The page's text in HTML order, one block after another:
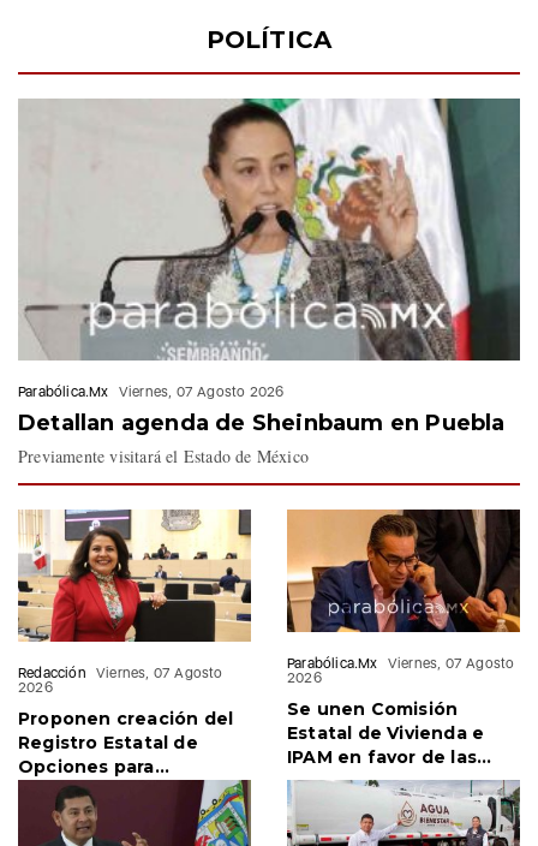
POLÍTICA
Parabólica.Mx Viernes, 07 Agosto 2026
Detallan agenda de Sheinbaum en Puebla
Previamente visitará el Estado de México
Redacción
Viernes, 07 Agosto
2026
Proponen creación del
Registro Estatal de
Opciones para
Educación Superior
Parabólica.Mx
Viernes, 07 Agosto
2026
Se unen Comisión
Estatal de Vivienda e
IPAM en favor de las
familias migrantes